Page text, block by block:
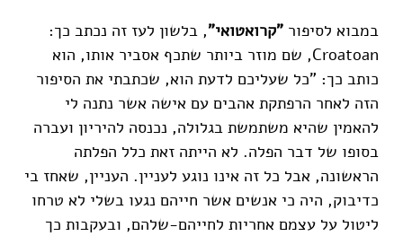
במבוא לסיפור "קרואטואי", בלשון לעז זה נכתב כך:
Croatoan, שם מוזר ביותר שתכף אסביר אותו, הוא
כותב כך: "כל שעליכם לדעת הוא, שכתבתי את הסיפור
הזה לאחר הרפתקת אהבים עם אישה אשר נתנה לי
להאמין שהיא משתמשת בגלולה, נכנסה להיריון ועברה
בסופו של דבר הפלה. לא הייתה זאת כלל הפלתה
הראשונה, אבל כל זה אינו נוגע לעניין. העניין, שאחז בי
כדיבוק, היה כי אנשים אשר חייהם נגעו בשלי לא טרחו
ליטול על עצמם אחריות לחייהם-שלהם, ובעקבות כך